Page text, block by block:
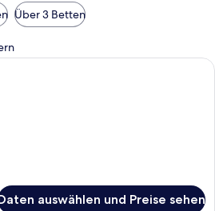
Über 3 Betten
Ein Hotelzimmer mit Bett,
auswählen und Preise sehen